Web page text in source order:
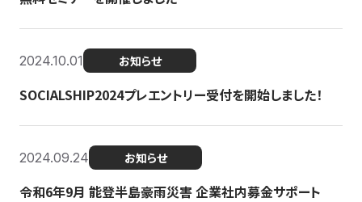
2024.10.01 お知らせ
SOCIALSHIP2024プレエントリー受付を開始しました！
2024.09.24 お知らせ
令和6年9月 能登半島豪雨災害 企業社内募金サポート